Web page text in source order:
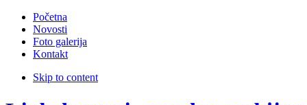
Početna
Novosti
Foto galerija
Kontakt
Skip to content